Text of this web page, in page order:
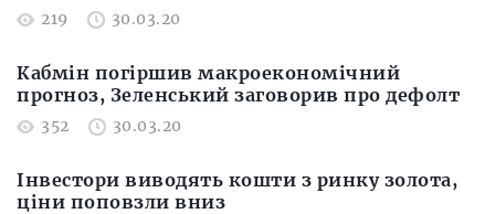
219 30.03.20
Кабмін погіршив макроекономічний
прогноз, Зеленський заговорив про дефолт
352 30.03.20
Інвестори виводять кошти з ринку золота,
ціни поповзли вниз